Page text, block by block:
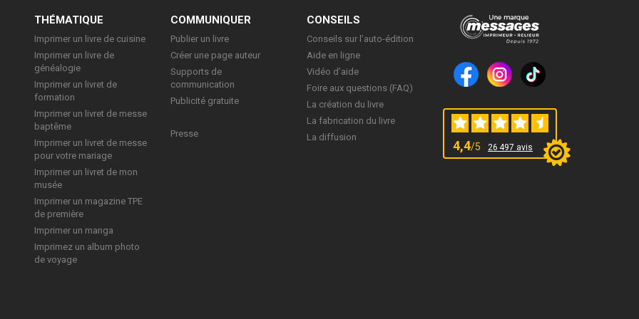
THÉMATIQUE
Imprimer un livre de cuisine
Imprimer un livre de
généalogie
Imprimer un livret de
formation
Imprimer un livret de messe
baptême
Imprimer un livret de messe
pour votre mariage
Imprimer un livret de mon
musée
Imprimer un magazine TPE
de première
Imprimer un manga
Imprimez un album photo
de voyage
COMMUNIQUER
Publier un livre
Créer une page auteur
Supports de
communication
Publicité gratuite
Presse
CONSEILS
Conseils sur l’auto-édition
Aide en ligne
Vidéo d’aide
Foire aux questions (FAQ)
La création du livre
La fabrication du livre
La diffusion
4,4/5 26 497 avis